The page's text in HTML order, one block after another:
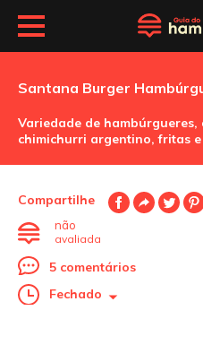
Santana Burger
Variedade de
chimichurri argentino, fritas
Compartilhe
não
avaliada
5 comentários
Fechado